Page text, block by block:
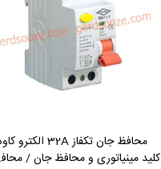
محافظ جان تکفاز 32A الکترو کاوه
کلید مینیاتوری و محافظ جان / محافظ جان